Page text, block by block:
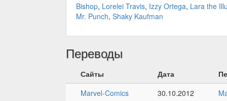
Bishop, Lorelei Travis, Izzy Ortega, Lara the
Mr. Punch, Shaky Kaufman
Переводы
Сайты Дата
Marvel-Comics
30.10.2012